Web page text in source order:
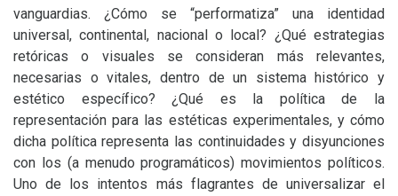
vanguardias. ¿Cómo se “performatiza” una identidad
universal, continental, nacional o local? ¿Qué estrategias
retóricas o visuales se consideran más relevantes,
necesarias o vitales, dentro de un sistema histórico y
estético específico? ¿Qué es la política de la
representación para las estéticas experimentales, y cómo
dicha política representa las continuidades y disyunciones
con los (a menudo programáticos) movimientos políticos.
Uno de los intentos más flagrantes de universalizar el